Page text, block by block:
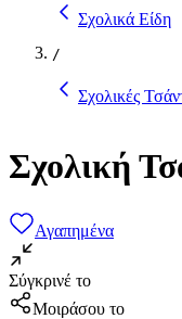
Σχολικά Είδη
/
Σχολικές
Σχολική
Αγαπημένα
Σύγκρινέ το
Μοιράσου το